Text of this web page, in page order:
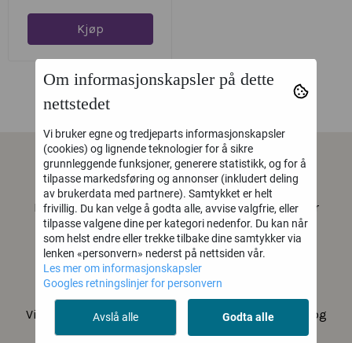
Kjøp
Hobby og koz AS
Hobby og Koz er en lokal hobbybutikk i Stavanger
sentrum som har masse diamond painting, akryl
/ oljemaling og aquarellmaling, perler og masse
forskjellig til å lage
dine egne kreasjoner.
Vi tilbyr også ferdige hobby-kits til ulike høytider og
anledninger. Vårt vennlige og
Om informasjonskapsler på dette
nettstedet
Vi bruker egne og tredjeparts informasjonskapsler
(cookies) og lignende teknologier for å sikre
grunnleggende funksjoner, generere statistikk, og for å
tilpasse markedsføring og annonser (inkludert deling
av brukerdata med partnere). Samtykket er helt
frivillig. Du kan velge å godta alle, avvise valgfrie, eller
tilpasse valgene dine per kategori nedenfor. Du kan når
som helst endre eller trekke tilbake dine samtykker via
lenken «personvern» nederst på nettsiden vår.
Les mer om informasjonskapsler
Googles retningslinjer for personvern
Avslå alle Godta alle